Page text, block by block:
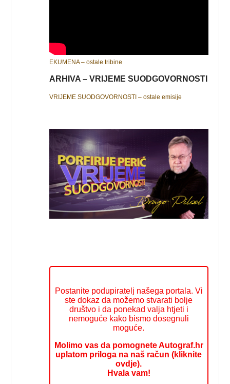
EKUMENA – ostale tribine
ARHIVA – VRIJEME SUODGOVORNOSTI
VRIJEME SUODGOVORNOSTI – ostale emisije
Postanite podupiratelj našega portala. Vi
ste dokaz da možemo stvarati bolje
društvo i da ponekad valja htjeti i
nemoguće kako bismo dosegnuli
moguće.
Molimo vas da pomognete Autograf.hr
uplatom priloga na naš račun (kliknite
ovdje).
Hvala vam!